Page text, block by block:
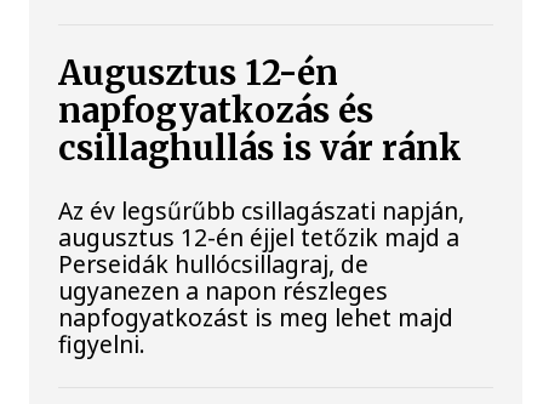
Augusztus 12-én
napfogyatkozás és
csillaghullás is vár ránk
Az év legsűrűbb csillagászati napján,
augusztus 12-én éjjel tetőzik majd a
Perseidák hullócsillagraj, de
ugyanezen a napon részleges
napfogyatkozást is meg lehet majd
figyelni.